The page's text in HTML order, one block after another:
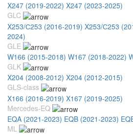
X247 (2019-2022) X247 (2023-2025)
GLC
X253/С253 (2016-2019) X253/С253
2024)
GLE
W166 (2015-2018) W167 (2018-2022)
GLK
X204 (2008-2012) X204 (2012-2015)
GLS-class
X166 (2016-2019) X167 (2019-2025)
Mercedes-EQ
EQA (2021-2023) EQB (2021-2023)
ML